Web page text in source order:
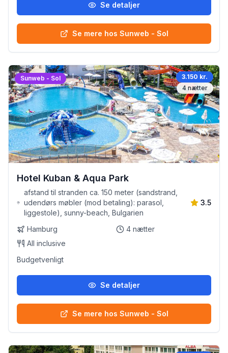
Se detaljer
Se mere hos Sunweb - Sol
Sunweb - Sol
3.150 kr.
4 nætter
Hotel Kuban & Aqua Park
afstand til stranden ca. 150 meter (sandstrand,
udendørs møbler (mod betaling): parasol,
liggestole), sunny-beach, Bulgarien
3.5
Hamburg 4 nætter
All inclusive
Budgetvenligt
Se detaljer
Se mere hos Sunweb - Sol